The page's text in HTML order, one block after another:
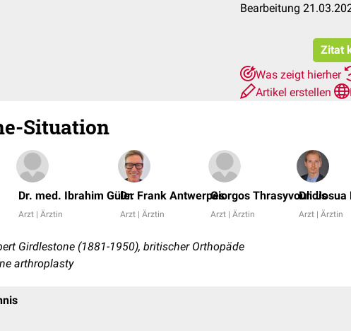
Bearbeitung
Zitat
Was zeigt hierher
Artikel erstellen
Situation
Dr. med. Ibrahim Güler
Arzt | Ärztin
Dr. Frank Antwerpes
Arzt | Ärztin
Giorgos Thrasyvoulidis
Arzt | Ärztin
Dr. Josua
Arzt | Ärztin
Girdlestone (1881-1950), britischer Orthopäde
arthroplasty